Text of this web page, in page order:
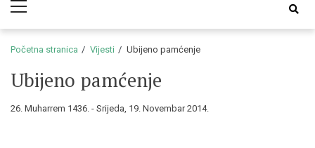
zajednice Bijeljina
Menu
Početna stranica Vijesti Ubijeno pamćenje
Ubijeno pamćenje
26. Muharrem 1436. - Srijeda, 19. Novembar 2014.